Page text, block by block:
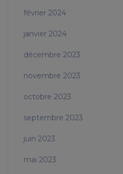
février 2024
janvier 2024
décembre 2023
novembre 2023
octobre 2023
septembre 2023
juin 2023
mai 2023